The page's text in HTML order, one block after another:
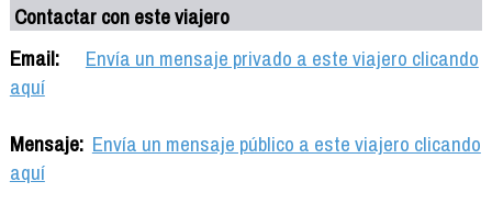
Contactar con este viajero
Email:
Envía un mensaje privado a este viajero clicando
aquí
Mensaje: Envía un mensaje público a este viajero clicando
aquí